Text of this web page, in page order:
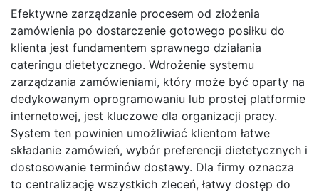
Efektywne zarządzanie procesem od złożenia
zamówienia po dostarczenie gotowego posiłku do
klienta jest fundamentem sprawnego działania
cateringu dietetycznego. Wdrożenie systemu
zarządzania zamówieniami, który może być oparty na
dedykowanym oprogramowaniu lub prostej platformie
internetowej, jest kluczowe dla organizacji pracy.
System ten powinien umożliwiać klientom łatwe
składanie zamówień, wybór preferencji dietetycznych i
dostosowanie terminów dostawy. Dla firmy oznacza
to centralizację wszystkich zleceń, łatwy dostęp do